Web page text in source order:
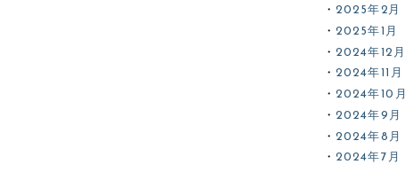
2025年2月
2025年1月
2024年12月
2024年11月
2024年10月
2024年9月
2024年8月
2024年7月